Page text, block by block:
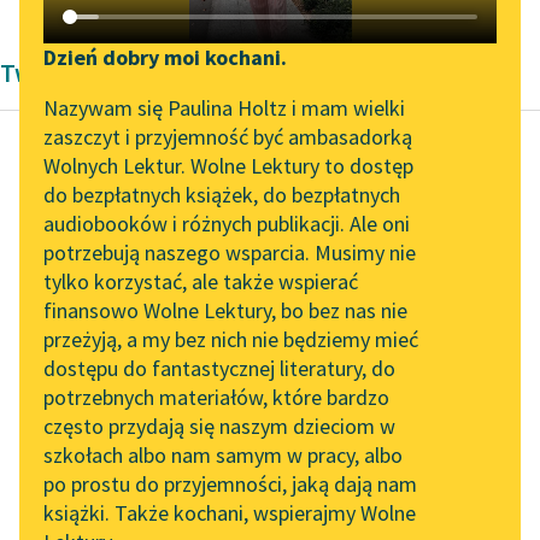
Katalog DAISY
Podkasty o książkach
Zgłoś brak utworu
Aktualności
Spotkanie z Katarzyną
Tunkiel w Oslo
Wolne Lektury na 32.
Pol’and’Rock Festivalu
„Kochanek Lady
Chatterley” do słuchania
na Wolnych Lekturach
Nowy audiobook –
„Marzenie o Oriencie”
Sophie Elkan
Kolekcja Nadwyraz.com x
Narzędzia
Mapa Wolnych Lektur
Leśmianator
Przewodnik dla piszących i
czytających
API
OAI-PMH
Widget Wolnych Lektur
Przypisy
Dzień dobry moi kochani.
Nazywam się Paulina Holtz i mam wielki
zaszczyt i przyjemność być ambasadorką
Wolnych Lektur. Wolne Lektury to dostęp
do bezpłatnych książek, do bezpłatnych
audiobooków i różnych publikacji. Ale oni
potrzebują naszego wsparcia. Musimy nie
tylko korzystać, ale także wspierać
finansowo Wolne Lektury, bo bez nas nie
przeżyją, a my bez nich nie będziemy mieć
dostępu do fantastycznej literatury, do
potrzebnych materiałów, które bardzo
często przydają się naszym dzieciom w
szkołach albo nam samym w pracy, albo
po prostu do przyjemności, jaką dają nam
książki. Także kochani, wspierajmy Wolne
Twórczość Maurycy Schlanger
Maurycy Schlanger
Idę...
Wiem na pewno,
że dla mnie jest wicher,
co szlocha,
co panem jest nocy
jesiennej...
Czytaj więcej